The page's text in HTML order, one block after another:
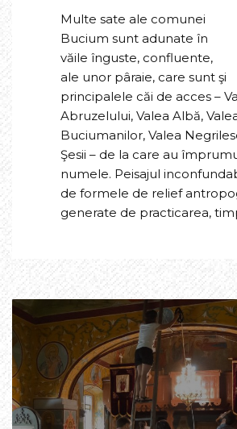
Multe sate ale comunei
Bucium sunt adunate în
văile înguste, confluente,
ale unor pâraie, care sunt şi
principalele căi de acces –
Abruzelului, Valea Albă,
Buciumanilor, Valea
Şesii – de la care au
numele. Peisajul
de formele de relief
generate de practicarea,